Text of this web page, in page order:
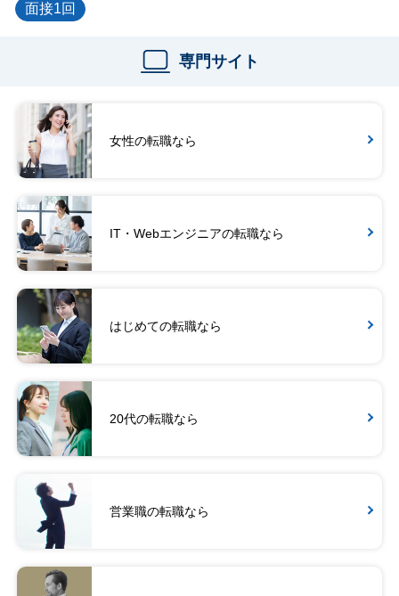
面接1回
専門サイト
女性の転職なら
IT・Webエンジニアの転職なら
はじめての転職なら
20代の転職なら
営業職の転職なら